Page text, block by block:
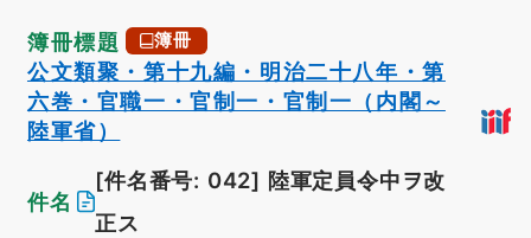
簿冊標題 簿冊
公文類聚・第十九編・明治二十八年・第
六巻・官職一・官制一・官制一（内閣～
陸軍省）
件名
[件名番号: 042] 陸軍定員令中ヲ改
正ス